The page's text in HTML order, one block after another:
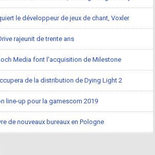
le développeur de jeux de chant, Voxler
rajeunit de trente ans
Media font l'acquisition de Milestone
de la distribution de Dying Light 2
line-up pour la gamescom 2019
de nouveaux bureaux en Pologne